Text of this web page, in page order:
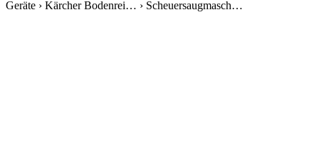
Geräte › Kärcher Bodenrei… › Scheuersaugmasch…